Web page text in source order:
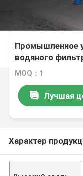
Промышленное
водяного
оборудования
MOQ：1
Лучшая
Характер